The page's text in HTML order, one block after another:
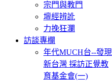
宗門與教門
壇經辨訛
力挽狂瀾
訪談專欄
年代MUCH台--發現
新台灣 採訪正覺教
育基金會(一)